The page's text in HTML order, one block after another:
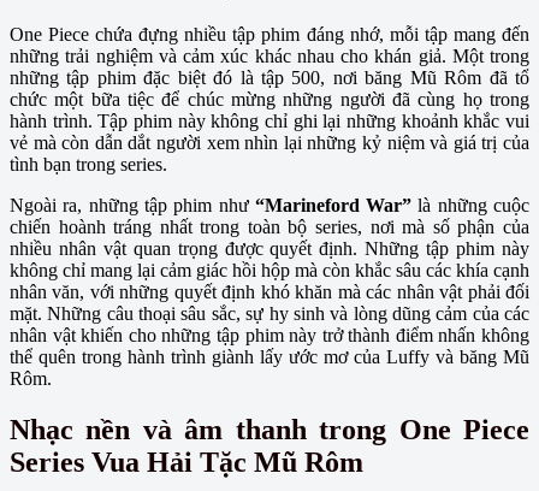
One Piece chứa đựng nhiều tập phim đáng nhớ, mỗi tập mang đến
những trải nghiệm và cảm xúc khác nhau cho khán giả. Một trong
những tập phim đặc biệt đó là tập 500, nơi băng Mũ Rôm đã tổ
chức một bữa tiệc để chúc mừng những người đã cùng họ trong
hành trình. Tập phim này không chỉ ghi lại những khoảnh khắc vui
vẻ mà còn dẫn dắt người xem nhìn lại những kỷ niệm và giá trị của
tình bạn trong series.
Ngoài ra, những tập phim như “Marineford War” là những cuộc
chiến hoành tráng nhất trong toàn bộ series, nơi mà số phận của
nhiều nhân vật quan trọng được quyết định. Những tập phim này
không chỉ mang lại cảm giác hồi hộp mà còn khắc sâu các khía cạnh
nhân văn, với những quyết định khó khăn mà các nhân vật phải đối
mặt. Những câu thoại sâu sắc, sự hy sinh và lòng dũng cảm của các
nhân vật khiến cho những tập phim này trở thành điểm nhấn không
thể quên trong hành trình giành lấy ước mơ của Luffy và băng Mũ
Rôm.
Nhạc nền và âm thanh trong One Piece
Series Vua Hải Tặc Mũ Rôm